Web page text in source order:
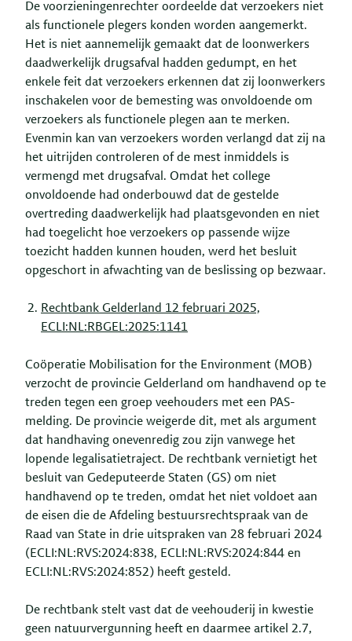
De voorzieningenrechter oordeelde dat verzoekers niet
als functionele plegers konden worden aangemerkt.
Het is niet aannemelijk gemaakt dat de loonwerkers
daadwerkelijk drugsafval hadden gedumpt, en het
enkele feit dat verzoekers erkennen dat zij loonwerkers
inschakelen voor de bemesting was onvoldoende om
verzoekers als functionele plegen aan te merken.
Evenmin kan van verzoekers worden verlangd dat zij na
het uitrijden controleren of de mest inmiddels is
vermengd met drugsafval. Omdat het college
onvoldoende had onderbouwd dat de gestelde
overtreding daadwerkelijk had plaatsgevonden en niet
had toegelicht hoe verzoekers op passende wijze
toezicht hadden kunnen houden, werd het besluit
opgeschort in afwachting van de beslissing op bezwaar.
Rechtbank Gelderland 12 februari 2025,
ECLI:NL:RBGEL:2025:1141
Coöperatie Mobilisation for the Environment (MOB)
verzocht de provincie Gelderland om handhavend op te
treden tegen een groep veehouders met een PAS-
melding. De provincie weigerde dit, met als argument
dat handhaving onevenredig zou zijn vanwege het
lopende legalisatietraject. De rechtbank vernietigt het
besluit van Gedeputeerde Staten (GS) om niet
handhavend op te treden, omdat het niet voldoet aan
de eisen die de Afdeling bestuursrechtspraak van de
Raad van State in drie uitspraken van 28 februari 2024
(ECLI:NL:RVS:2024:838, ECLI:NL:RVS:2024:844 en
ECLI:NL:RVS:2024:852) heeft gesteld.
De rechtbank stelt vast dat de veehouderij in kwestie
geen natuurvergunning heeft en daarmee artikel 2.7,